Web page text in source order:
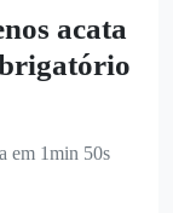
acata
em 1min 50s